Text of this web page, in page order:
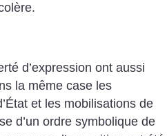
d’expression ont aussi
la même case les
et les mobilisations de
d’un ordre symbolique de